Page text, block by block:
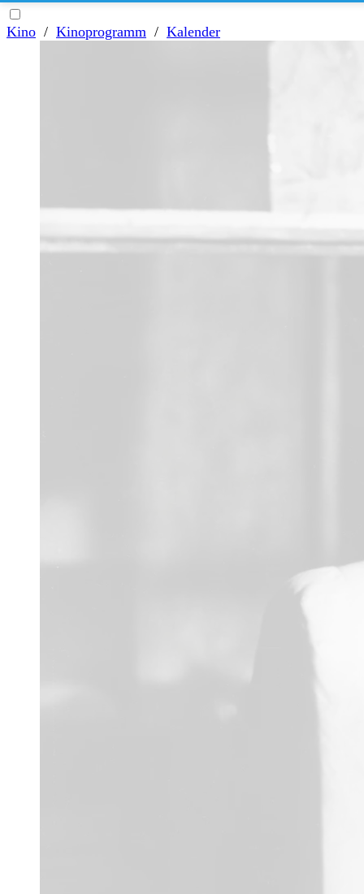
Kino / Kinoprogramm / Kalender